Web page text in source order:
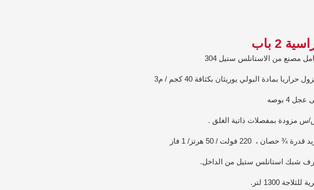
2 باب
مصنع من الاستانلس ستيل 304
بمادة البولي يوريثان بكثافة 40 كجم / م3
4 بوصه
¾ حصان ، 220 فولت / 50 هرتز/ 1 فاز
1300 لتر.